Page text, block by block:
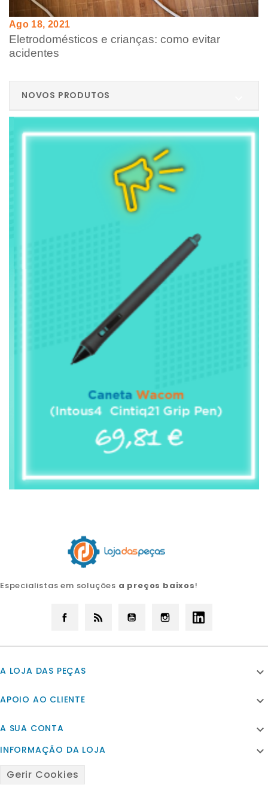
Ago 18, 2021
Eletrodomésticos e crianças: como evitar
acidentes
NOVOS PRODUTOS
Especialistas em soluções a preços baixos!
Facebook YouTube Instagram
A LOJA DAS PEÇAS 
APOIO AO CLIENTE 
A SUA CONTA 
INFORMAÇÃO DA LOJA 
Gerir Cookies